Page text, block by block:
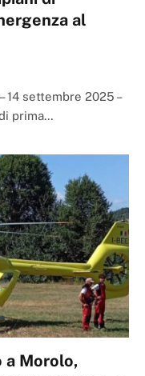
al
14 settembre 2025 –
prima…
a Morolo,